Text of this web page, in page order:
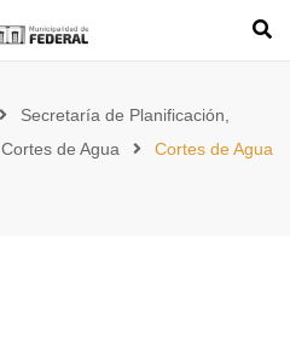
Secretaría de Planificación,
Cortes de Agua
Cortes de Agua